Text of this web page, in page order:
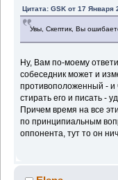
Цитата: GSK от 17 Января
Увы, Скептик, Вы
Ну, Вам по-моему
собеседник может и
противоположенный - и
стирать его и писать -
Причем время на все
по принципиальным
оппонента, тут то он